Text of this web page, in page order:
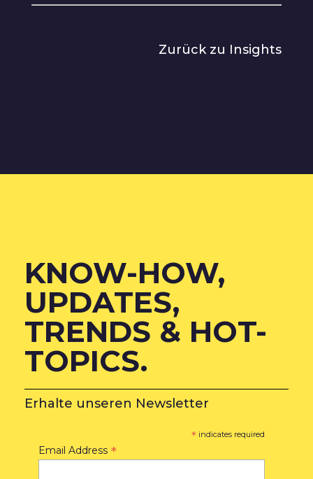
Zurück zu Insights
KNOW-HOW,
UPDATES,
TRENDS & HOT-
TOPICS.
Erhalte unseren Newsletter
* indicates required
Email Address *